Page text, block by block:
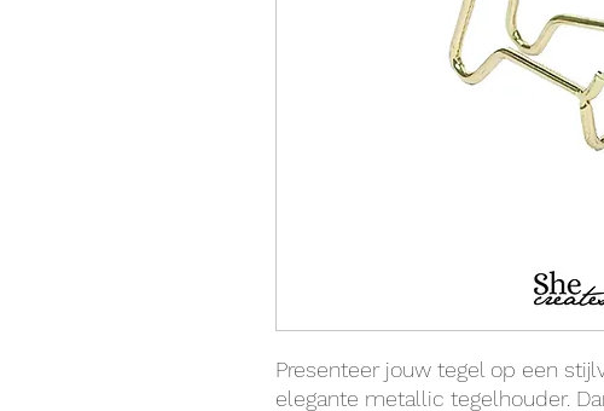
Presenteer jouw tegel op een
elegante metallic tegelhouder.